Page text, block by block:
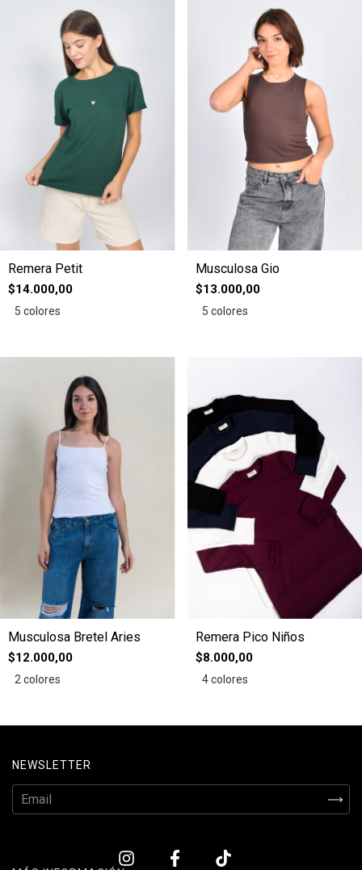
Remera Petit
$14.000,00
5 colores
Musculosa Gio
$13.000,00
5 colores
Musculosa Bretel Aries
$12.000,00
2 colores
Remera Pico Niños
$8.000,00
4 colores
NEWSLETTER